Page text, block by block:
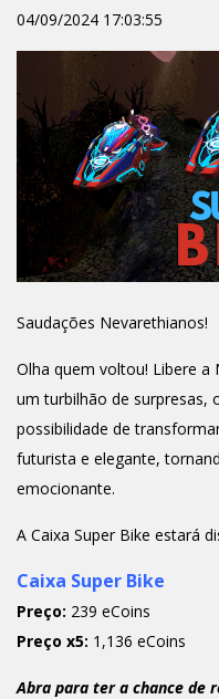
04/09/2024 17:03:55
Saudações Nevarethianos!
Olha quem voltou! Libere a
um turbilhão de surpresas,
possibilidade de
futurista e elegante,
emocionante.
A Caixa Super Bike estará
Caixa Super Bike
Preço: 239 eCoins
Preço x5: 1,136 eCoins
Abra para ter a chance de